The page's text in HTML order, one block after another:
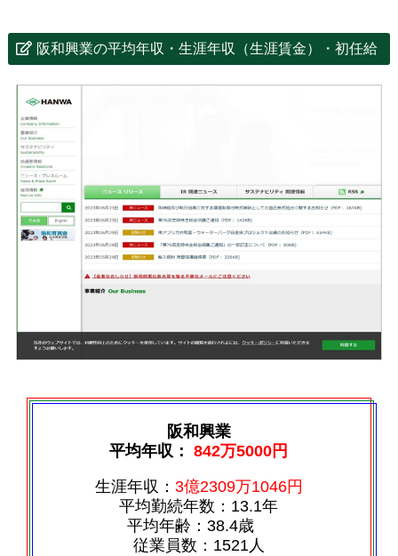
阪和興業の平均年収・生涯年収（生涯賃金）・初任給
阪和興業
平均年収：842万5000円
生涯年収： 3億2309万1046円
平均勤続年数：13.1年
平均年齢：38.4歳
従業員数：1521人